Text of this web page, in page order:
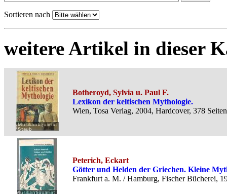
Sortieren nach
weitere Artikel in dieser
Botheroyd, Sylvia u. Paul F.
Lexikon der keltischen Mythologie.
Wien, Tosa Verlag, 2004, Hardcover, 378
Peterich, Eckart
Götter und Helden der Griechen. Kleine
Frankfurt a. M. / Hamburg, Fischer Bücherei,